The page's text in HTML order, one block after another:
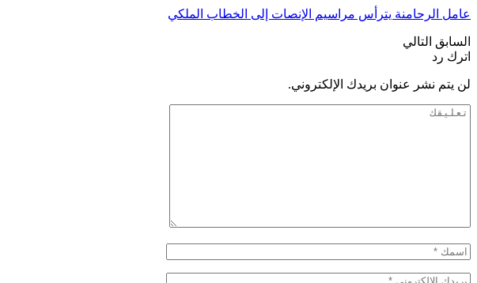
عامل الرحامنة يترأس مراسيم الإنصات إلى الخطاب الملكي
السابق التالي
اترك رد
لن يتم نشر عنوان بريدك الإلكتروني.